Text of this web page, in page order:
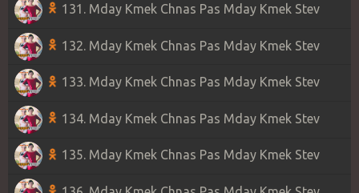
131. Mday Kmek Chnas Pas Mday Kmek Stev
132. Mday Kmek Chnas Pas Mday Kmek Stev
133. Mday Kmek Chnas Pas Mday Kmek Stev
134. Mday Kmek Chnas Pas Mday Kmek Stev
135. Mday Kmek Chnas Pas Mday Kmek Stev